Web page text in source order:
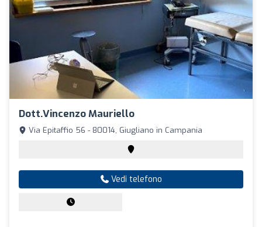
Dott.Vincenzo Mauriello
Via Epitaffio 56 - 80014, Giugliano in Campania
Vedi telefono